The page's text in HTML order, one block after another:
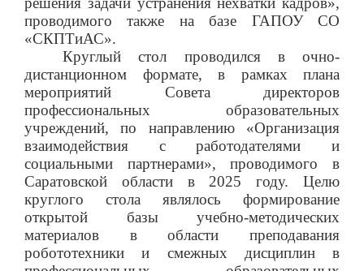
проводимого также на базе ГАПОУ СО
«СКПТиАС».
Круглый стол проводился в очно-
дистанционном формате, в рамках плана
мероприятий Совета директоров
профессиональных образовательных
учреждений, по направлению «Организация
взаимодействия с работодателями и
социальными партнерами», проводимого в
Саратовской области в 2025 году. Целю
круглого стола являлось формирование
открытой базы учебно-методических
материалов в области преподавания
робототехники и смежных дисциплин в